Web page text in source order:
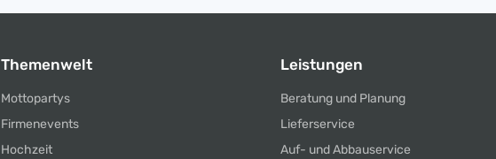
Themenwelt
Mottopartys
Firmenevents
Hochzeit
Leistungen
Beratung und Planung
Lieferservice
Auf- und Abbauservice